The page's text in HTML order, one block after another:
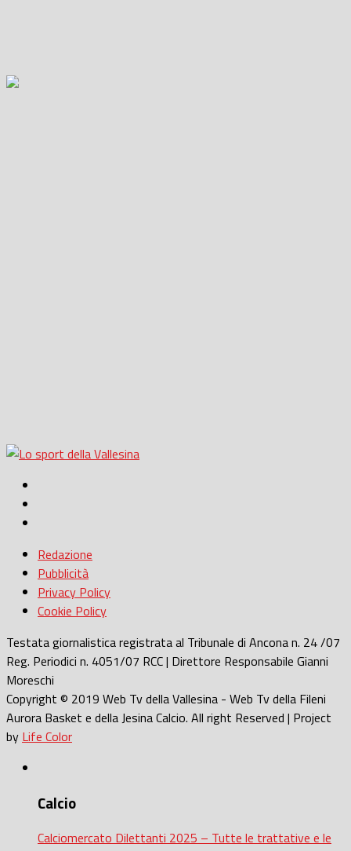
Redazione
Pubblicità
Privacy Policy
Cookie Policy
Testata giornalistica registrata al Tribunale di Ancona n. 24 /07
Reg. Periodici n. 4051/07 RCC | Direttore Responsabile Gianni
Moreschi
Copyright © 2019 Web Tv della Vallesina - Web Tv della Fileni
Aurora Basket e della Jesina Calcio. All right Reserved | Project
by Life Color
Calcio
Calciomercato Dilettanti 2025 – Tutte le trattative e le